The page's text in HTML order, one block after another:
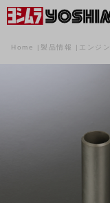
Home 製品情報 エンジン